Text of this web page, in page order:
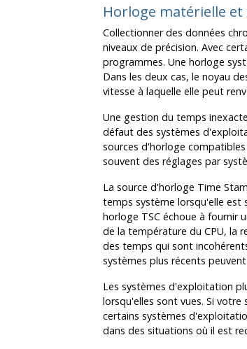
Horloge matérielle
Collectionner des données
niveaux de précision. Avec
programmes. Une horloge
Dans les deux cas, le noyau
vitesse à laquelle elle peut
Une gestion du temps
défaut des systèmes
sources d'horloge
souvent des réglages par
La source d'horloge Time
temps système lorsqu'elle est
horloge TSC échoue à fournir
de la température du CPU, la
des temps qui sont
systèmes plus récents
Les systèmes d'exploitation
lorsqu'elles sont vues. Si
certains systèmes
dans des situations où il est